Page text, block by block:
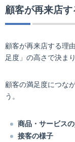
顧客が再来店
顧客が再来店する理
足度」の高さで決まり
顧客の満足度につな
う。
商品・サービス
接客の様子